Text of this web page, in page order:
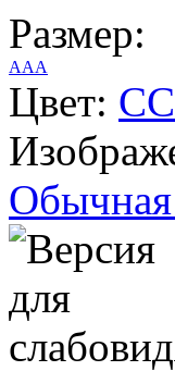
Размер:
AAA
Цвет: CC
Обычная